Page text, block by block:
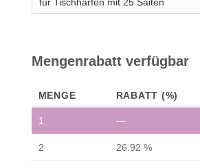
Mengenrabatt verfügbar
MENGE RABATT (%)
1 —
2 26.92 %